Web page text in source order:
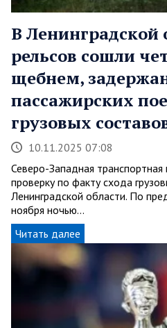
В Ленинградской
рельсов сошли
щебнем,
пассажирских
грузовых
10.11.2025 07:08
Северо-Западная транспортная
проверку по факту схода
Ленинградской области. По
ноября ночью…
Читать далее